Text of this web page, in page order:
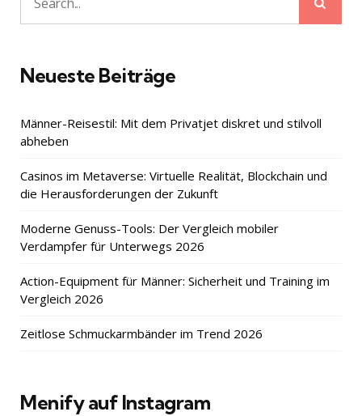
Search
for:
Neueste Beiträge
Männer-Reisestil: Mit dem Privatjet diskret und stilvoll
abheben
Casinos im Metaverse: Virtuelle Realität, Blockchain und
die Herausforderungen der Zukunft
Moderne Genuss-Tools: Der Vergleich mobiler
Verdampfer für Unterwegs 2026
Action-Equipment für Männer: Sicherheit und Training im
Vergleich 2026
Zeitlose Schmuckarmbänder im Trend 2026
Menify auf Instagram